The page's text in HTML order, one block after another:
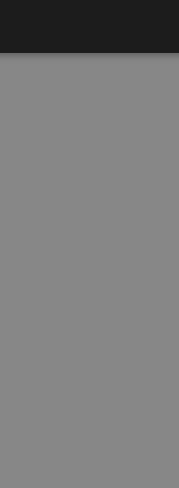
Cookie generato da